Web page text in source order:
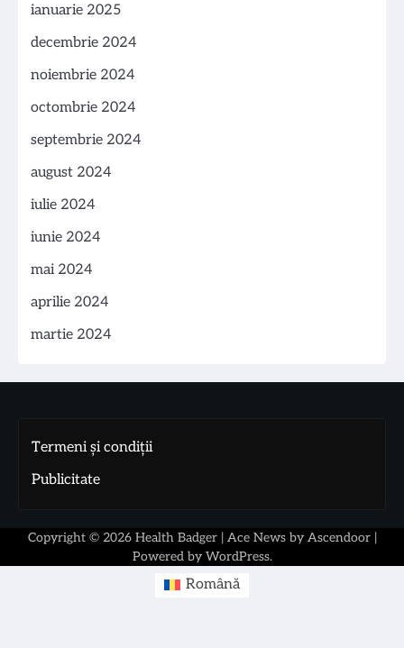
ianuarie 2025
decembrie 2024
noiembrie 2024
octombrie 2024
septembrie 2024
august 2024
iulie 2024
iunie 2024
mai 2024
aprilie 2024
martie 2024
Termeni și condiții
Publicitate
Copyright © 2026 Health Badger| Ace News by Ascendoor|
Powered by WordPress.
Română